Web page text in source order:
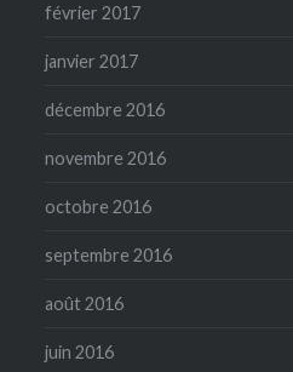
février 2017
janvier 2017
décembre 2016
novembre 2016
octobre 2016
septembre 2016
août 2016
juin 2016